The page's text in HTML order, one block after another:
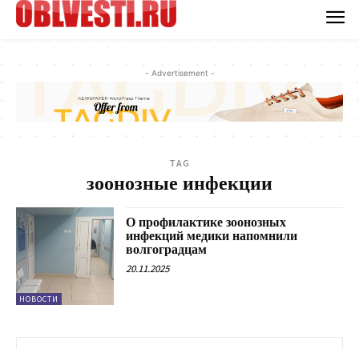
- Advertisement -
TAG
зоонозные инфекции
НОВОСТИ
О профилактике зоонозных
инфекций медики напомнили
волгоградцам
20.11.2025